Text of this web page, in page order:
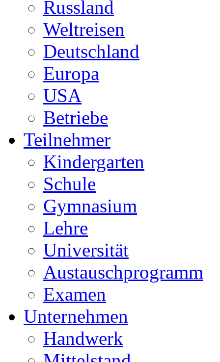
Russland
Weltreisen
Deutschland
Europa
USA
Betriebe
Teilnehmer
Kindergarten
Schule
Gymnasium
Lehre
Universität
Austauschprogramm
Examen
Unternehmen
Handwerk